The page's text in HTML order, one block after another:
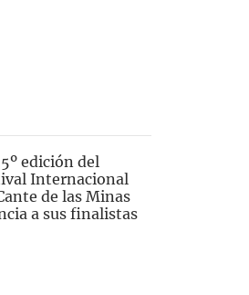
edición del
Internacional
de las Minas
a sus finalistas